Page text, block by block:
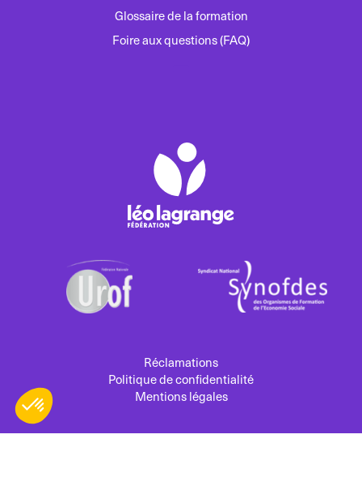
Glossaire de la formation
Foire aux questions (FAQ)
Réclamations
Politique de confidentialité
Mentions légales